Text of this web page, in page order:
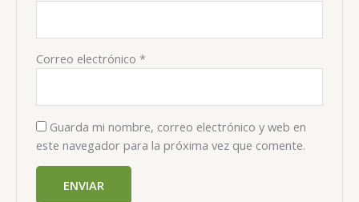
Correo electrónico*
Guarda mi nombre, correo electrónico y web en
este navegador para la próxima vez que comente.